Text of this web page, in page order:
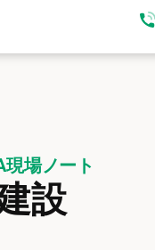
現場ノート
設